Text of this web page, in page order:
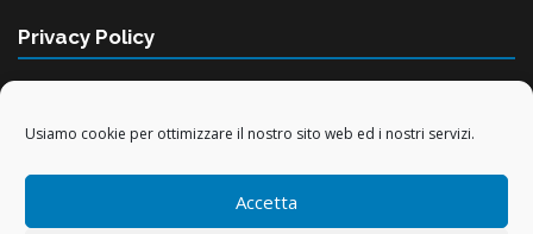
Usiamo cookie per ottimizzare il nostro sito web ed i nostri servizi.
Accetta
Privacy Policy
TRATTAMENTO DATI ACQUISTI ONLINE